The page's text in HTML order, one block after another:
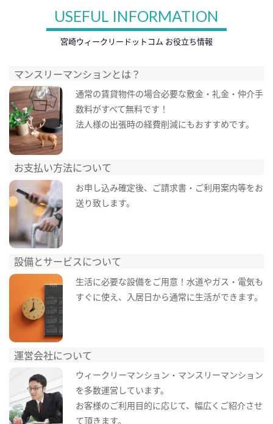
USEFUL INFORMATION
宮崎ウィークリードットコム お役立ち情報
マンスリーマンションとは？
通常の賃貸物件の場合必要な敷金・礼金・仲介手
数料がすべて無料です！
法人様の出張時の経費削減にもおすすめです。
お支払い方法について
お申し込み確定後、ご請求書・ご利用案内等をお
送り致します。
設備とサービスについて
生活に必要な設備をご用意！水道やガス・電気も
すぐに使え、入居日から通常に生活ができます。
運営会社について
ウィークリーマンション・マンスリーマンション
を多数運営しています。
お客様のご利用目的に応じて、幅広くご紹介させ
て頂きます。